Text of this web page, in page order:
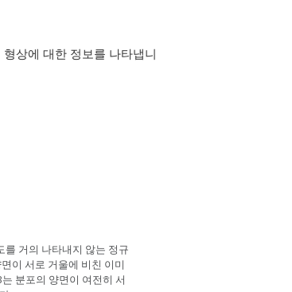
상에 대한 정보를 나타냅니
거의 나타내지 않는 정규
이 서로 거울에 비친 이미
분포의 양면이 여전히 서